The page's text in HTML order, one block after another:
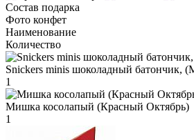
Состав подарка
Фото конфет
Наименование
Количество
Snickers minis шоколадный батончик,
1
Мишка косолапый (Красный Октябрь)
1